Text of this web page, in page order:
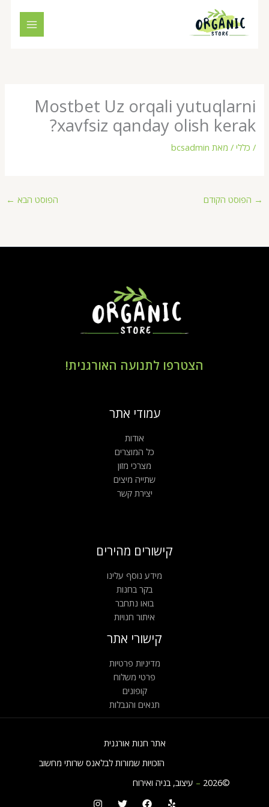
Mostbet Uz orqali yutuqlarni
xavfsiz qanday olish kerak?
/ כללי / מאת bcsadmin
→ הפוסט הקודם הפוסט הבא ←
הצטרפו לתנועה האורגנית!
עמודי אתר
אודות
כל המוצרים
מצרכי מזון
שתייה מיצים
יצירת קשר
קישורים מהירים
מידע נוסף עלינו
בקר בחנות
בואו נתחבר
איתור חנויות
קישורי אתר
מדיניות פרטיות
פרטי משלוח
קופונים
תנאים והגבלות
אתר חנות אורגנית
הזכויות שמורות לבלאנס שרותי מחשוב
©2026
– עיצוב, בניה ואירוח